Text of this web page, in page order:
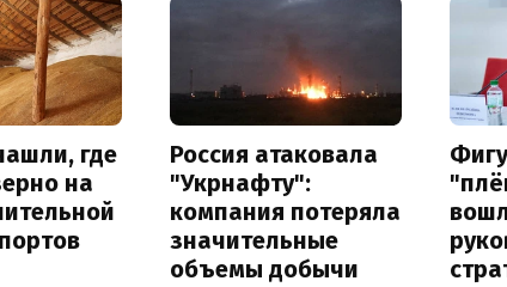
где
на
Россия атаковала
"Укрнафту":
компания потеряла
значительные
объемы добычи